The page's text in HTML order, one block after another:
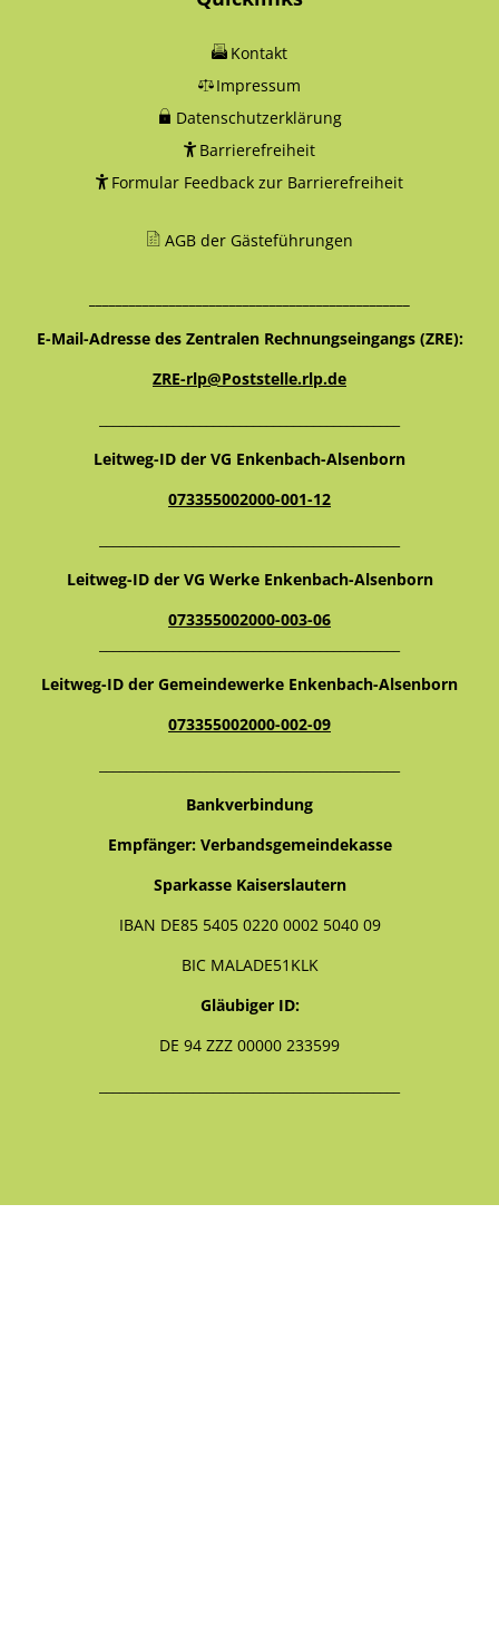
Kontakt
Impressum
Datenschutzerklärung
Barrierefreiheit
Formular Feedback zur Barrierefreiheit
AGB der Gästeführungen
E-Mail-Adresse des Zentralen Rechnungseingangs (ZRE):
ZRE-rlp@Poststelle.rlp.de
Leitweg-ID der VG Enkenbach-Alsenborn
073355002000-001-12
Leitweg-ID der VG Werke Enkenbach-Alsenborn
073355002000-003-06
Leitweg-ID der Gemeindewerke Enkenbach-Alsenborn
073355002000-002-09
Bankverbindung
Empfänger: Verbandsgemeindekasse
Sparkasse Kaiserslautern
IBAN DE85 5405 0220 0002 5040 09
BIC MALADE51KLK
Gläubiger ID:
DE 94 ZZZ 00000 233599